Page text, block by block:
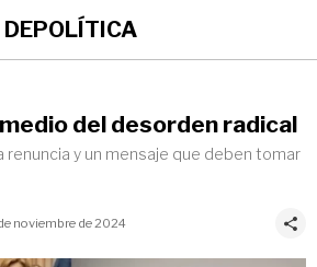
DEPOLÍTICA
del desorden radical
renuncia y un mensaje que deben tomar
noviembre de 2024